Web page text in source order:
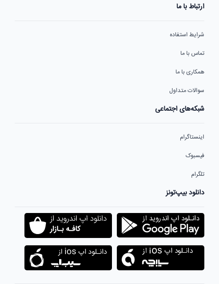
ارتباط با ما
شرایط استفاده
تماس با ما
همکاری با ما
سوالات متداول
شبکه‌های اجتماعی
اینستاگرام
فیسبوک
تلگرام
دانلود بیپ‌تونز